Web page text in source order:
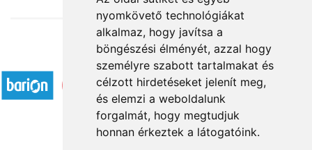
nyomkövető technológiákat
alkalmaz, hogy javítsa a
böngészési élményét, azzal hogy
személyre szabott tartalmakat és
célzott hirdetéseket jelenít meg,
és elemzi a weboldalunk
forgalmát, hogy megtudjuk
honnan érkeztek a látogatóink.
Elfogadott fizetési módok